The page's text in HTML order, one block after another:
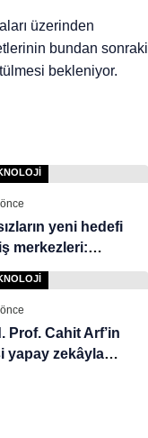
üzerinden
bundan sonraki
bekleniyor.
yeni hedefi
merkezleri:
dolarlık zarar
Prof. Cahit Arf’in
yapay zekâyla